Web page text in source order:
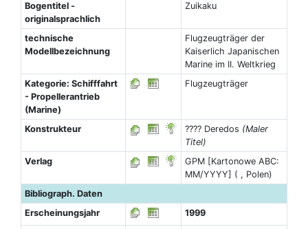
Bogentitel -
originalsprachlich
Zuikaku
technische
Modellbezeichnung
Flugzeugträger der
Kaiserlich Japanischen
Marine im II. Weltkrieg
Kategorie: Schifffahrt
- Propellerantrieb
(Marine)
Flugzeugträger
Konstrukteur ???? Deredos (Maler
Titel)
Verlag
GPM [Kartonowe ABC:
MM/YYYY] ( , Polen)
Bibliograph. Daten
Erscheinungsjahr
1999